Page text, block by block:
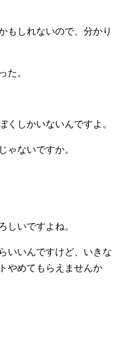
もしれないので、分かり
た。
くしかいないんですよ。
ゃないですか。
しいですよね。
いいんですけど、いきな
やめてもらえませんか